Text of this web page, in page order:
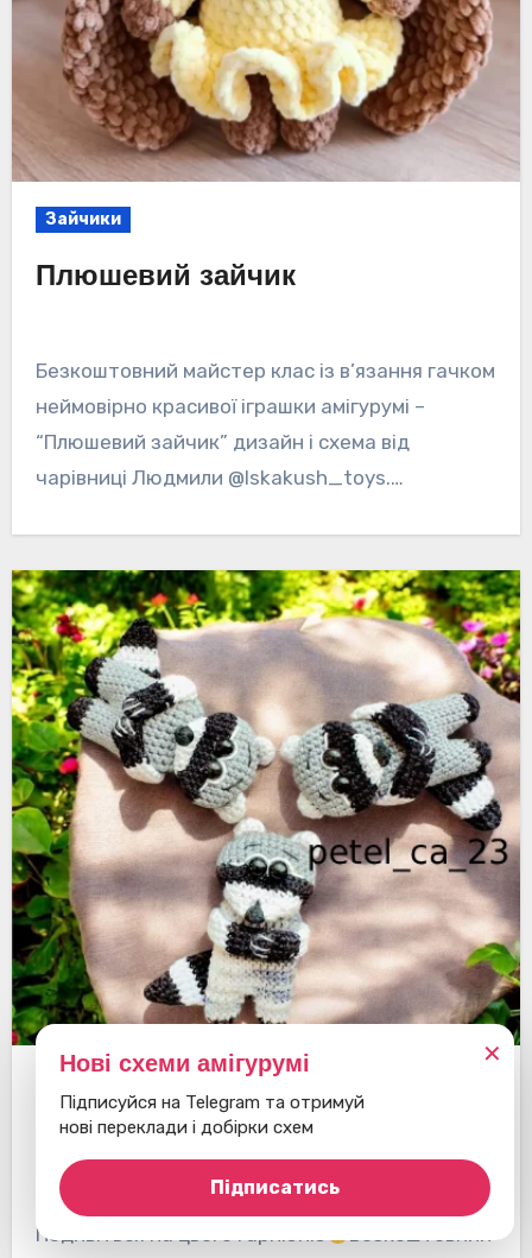
Зайчики
Плюшевий зайчик
Безкоштовний майстер клас із в’язання гачком
неймовірно красивої іграшки амігурумі –
“Плюшевий зайчик” дизайн і схема від
чарівниці Людмили @lskakush_toys.…
Брошка Єнот
Подивіться на цього гарнюню Безкоштовний
✕
Нові схеми амігурумі
Підписуйся на Telegram та отримуй
нові переклади і добірки схем
Підписатись